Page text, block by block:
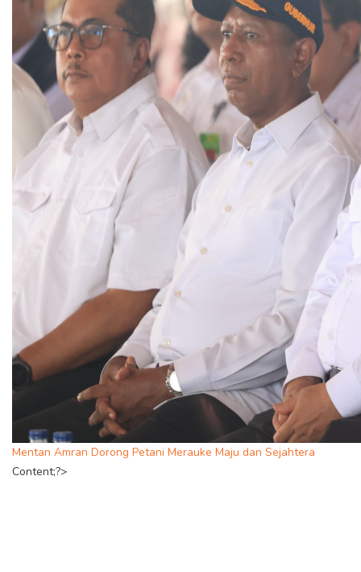
Mentan Amran Dorong Petani Merauke Maju dan Sejahtera
Content;?>